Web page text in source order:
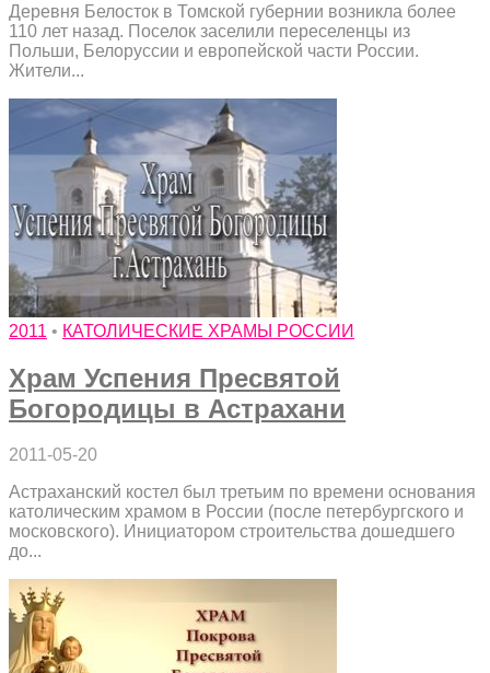
Деревня Белосток в Томской губернии возникла более
110 лет назад. Поселок заселили переселенцы из
Польши, Белоруссии и европейской части России.
Жители...
2011 • КАТОЛИЧЕСКИЕ ХРАМЫ РОССИИ
Храм Успения Пресвятой
Богородицы в Астрахани
2011-05-20
Астраханский костел был третьим по времени основания
католическим храмом в России (после петербургского и
московского). Инициатором строительства дошедшего
до...